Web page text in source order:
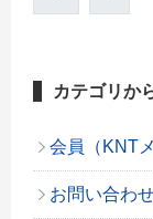
カテゴリか
会員（KNT
お問い合わ